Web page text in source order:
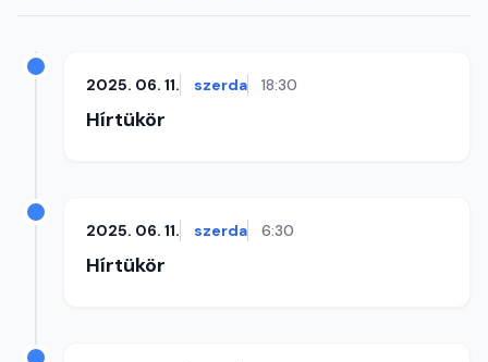
2025. 06. 11. szerda 18:30
Hírtükör
2025. 06. 11. szerda 6:30
Hírtükör